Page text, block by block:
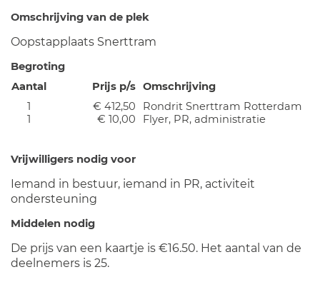
Omschrijving van de plek
Oopstapplaats Snerttram
Begroting
Aantal
Prijs p/s Omschrijving
1
€ 412,50
Rondrit Snerttram Rotterdam
1
€ 10,00 Flyer, PR, administratie
Vrijwilligers nodig voor
Iemand in bestuur, iemand in PR, activiteit
ondersteuning
Middelen nodig
De prijs van een kaartje is €16.50. Het aantal van de
deelnemers is 25.